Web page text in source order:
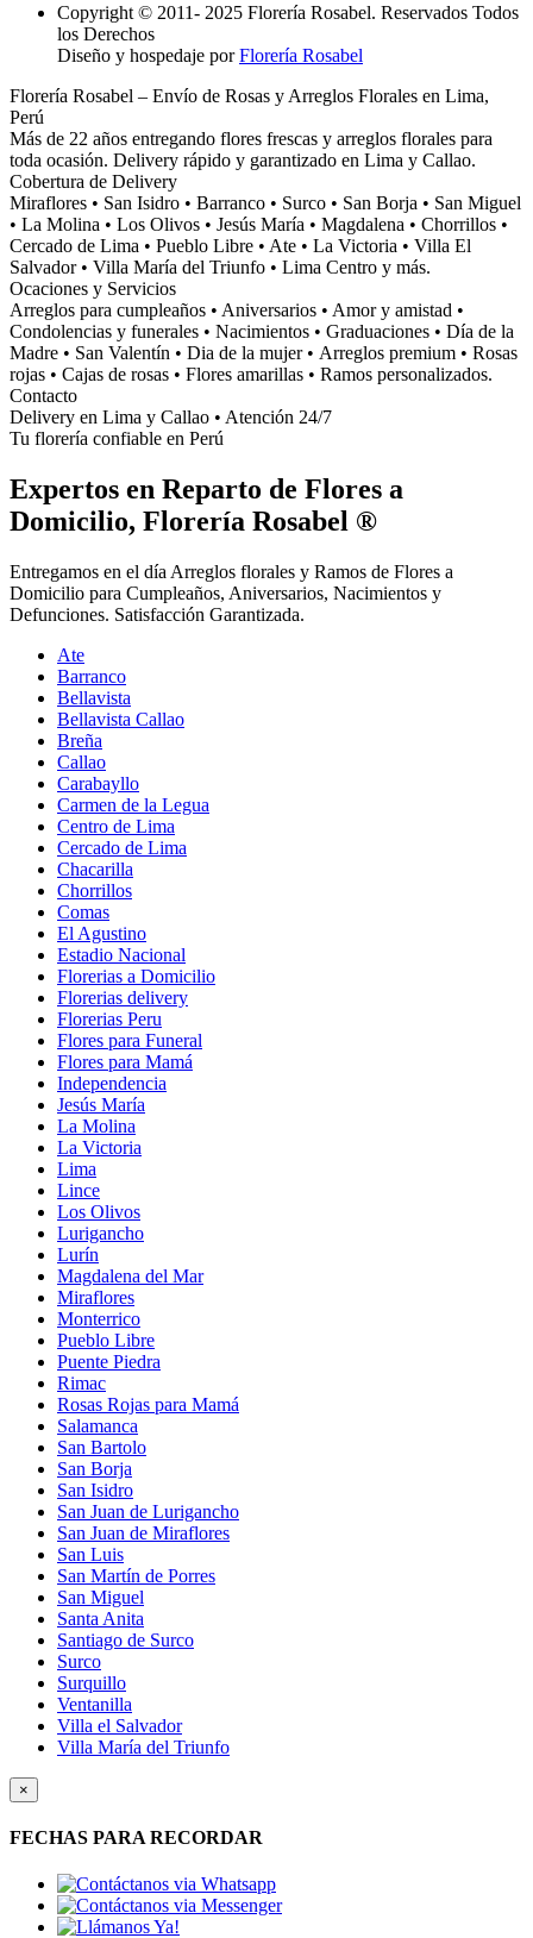
Copyright © 2011- 2025 Florería Rosabel. Reservados Todos
los Derechos
Diseño y hospedaje porFlorería Rosabel
Florería Rosabel – Envío de Rosas y Arreglos Florales en Lima,
Perú
Más de 22 años entregando flores frescas y arreglos florales para
toda ocasión. Delivery rápido y garantizado en Lima y Callao.
Cobertura de Delivery
Miraflores • San Isidro • Barranco • Surco • San Borja • San Miguel
• La Molina • Los Olivos • Jesús María • Magdalena • Chorrillos •
Cercado de Lima • Pueblo Libre • Ate • La Victoria • Villa El
Salvador • Villa María del Triunfo • Lima Centro y más.
Ocaciones y Servicios
Arreglos para cumpleaños • Aniversarios • Amor y amistad •
Condolencias y funerales • Nacimientos • Graduaciones • Día de la
Madre • San Valentín • Dia de la mujer • Arreglos premium • Rosas
rojas • Cajas de rosas • Flores amarillas • Ramos personalizados.
Contacto
Delivery en Lima y Callao • Atención 24/7
Tu florería confiable en Perú
Expertos en Reparto de Flores a
Domicilio, Florería Rosabel ®
Entregamos en el día Arreglos florales y Ramos de Flores a
Domicilio para Cumpleaños, Aniversarios, Nacimientos y
Defunciones. Satisfacción Garantizada.
Ate
Barranco
Bellavista
Bellavista Callao
Breña
Callao
Carabayllo
Carmen de la Legua
Centro de Lima
Cercado de Lima
Chacarilla
Chorrillos
Comas
El Agustino
Estadio Nacional
Florerias a Domicilio
Florerias delivery
Florerias Peru
Flores para Funeral
Flores para Mamá
Independencia
Jesús María
La Molina
La Victoria
Lima
Lince
Los Olivos
Lurigancho
Lurín
Magdalena del Mar
Miraflores
Monterrico
Pueblo Libre
Puente Piedra
Rimac
Rosas Rojas para Mamá
Salamanca
San Bartolo
San Borja
San Isidro
San Juan de Lurigancho
San Juan de Miraflores
San Luis
San Martín de Porres
San Miguel
Santa Anita
Santiago de Surco
Surco
Surquillo
Ventanilla
Villa el Salvador
Villa María del Triunfo
×
FECHAS PARA RECORDAR